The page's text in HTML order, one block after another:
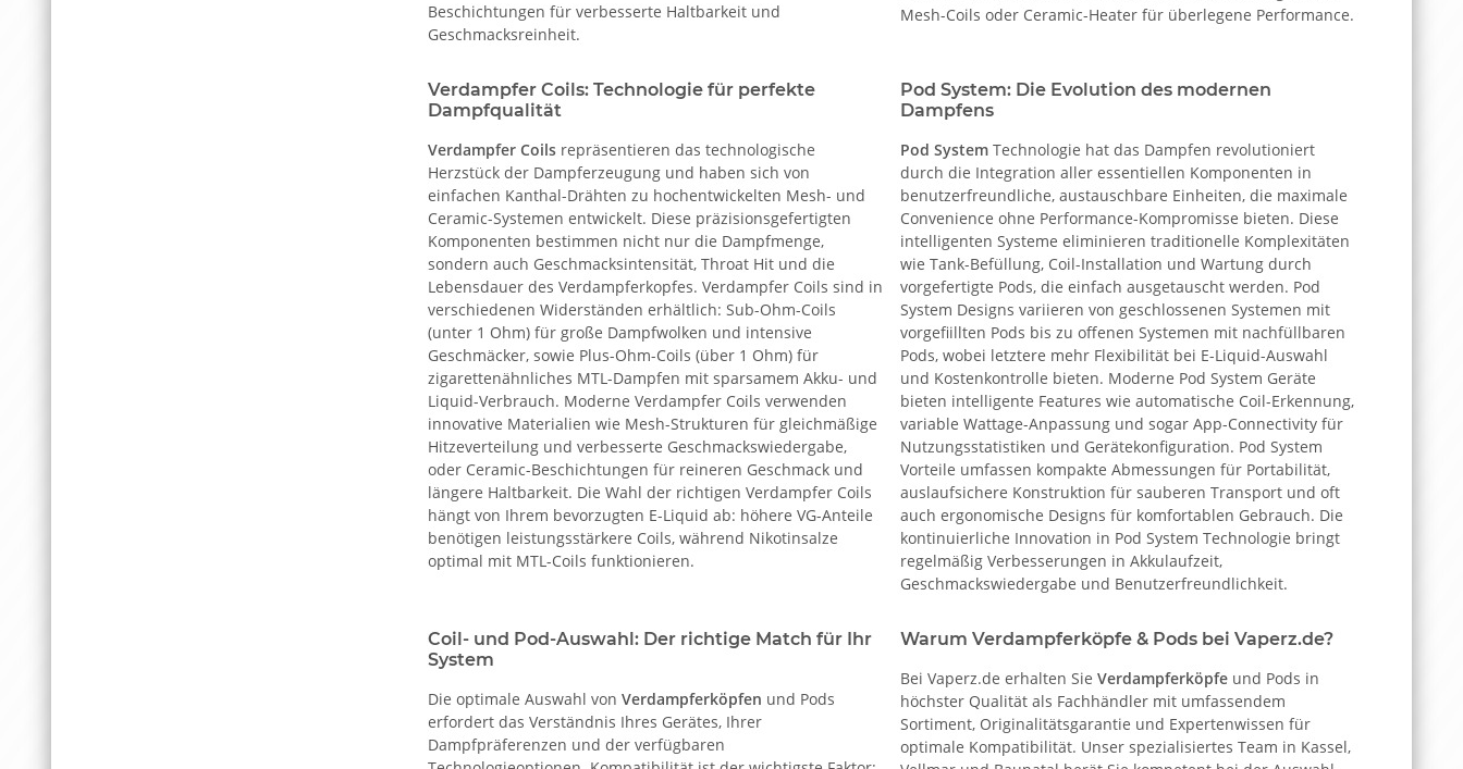
Beschichtungen für verbesserte Haltbarkeit und
Geschmacksreinheit.
Mesh-Coils oder Ceramic-Heater für überlegene Performance.
Verdampfer Coils: Technologie für perfekte
Dampfqualität
Verdampfer Coilsrepräsentieren das technologische
Herzstück der Dampferzeugung und haben sich von
einfachen Kanthal-Drähten zu hochentwickelten Mesh- und
Ceramic-Systemen entwickelt. Diese präzisionsgefertigten
Komponenten bestimmen nicht nur die Dampfmenge,
sondern auch Geschmacksintensität, Throat Hit und die
Lebensdauer des Verdampferkopfes. Verdampfer Coils sind in
verschiedenen Widerständen erhältlich: Sub-Ohm-Coils
(unter 1 Ohm) für große Dampfwolken und intensive
Geschmäcker, sowie Plus-Ohm-Coils (über 1 Ohm) für
zigarettenähnliches MTL-Dampfen mit sparsamem Akku- und
Liquid-Verbrauch. Moderne Verdampfer Coils verwenden
innovative Materialien wie Mesh-Strukturen für gleichmäßige
Hitzeverteilung und verbesserte Geschmackswiedergabe,
oder Ceramic-Beschichtungen für reineren Geschmack und
längere Haltbarkeit. Die Wahl der richtigen Verdampfer Coils
hängt von Ihrem bevorzugten E-Liquid ab: höhere VG-Anteile
benötigen leistungsstärkere Coils, während Nikotinsalze
optimal mit MTL-Coils funktionieren.
Pod System: Die Evolution des modernen
Dampfens
Pod System Technologie hat das Dampfen revolutioniert
durch die Integration aller essentiellen Komponenten in
benutzerfreundliche, austauschbare Einheiten, die maximale
Convenience ohne Performance-Kompromisse bieten. Diese
intelligenten Systeme eliminieren traditionelle Komplexitäten
wie Tank-Befüllung, Coil-Installation und Wartung durch
vorgefertigte Pods, die einfach ausgetauscht werden. Pod
System Designs variieren von geschlossenen Systemen mit
vorgefiillten Pods bis zu offenen Systemen mit nachfüllbaren
Pods, wobei letztere mehr Flexibilität bei E-Liquid-Auswahl
und Kostenkontrolle bieten. Moderne Pod System Geräte
bieten intelligente Features wie automatische Coil-Erkennung,
variable Wattage-Anpassung und sogar App-Connectivity für
Nutzungsstatistiken und Gerätekonfiguration. Pod System
Vorteile umfassen kompakte Abmessungen für Portabilität,
auslaufsichere Konstruktion für sauberen Transport und oft
auch ergonomische Designs für komfortablen Gebrauch. Die
kontinuierliche Innovation in Pod System Technologie bringt
regelmäßig Verbesserungen in Akkulaufzeit,
Geschmackswiedergabe und Benutzerfreundlichkeit.
Coil- und Pod-Auswahl: Der richtige Match für Ihr
System
Die optimale Auswahl von Verdampferköpfen und Pods
erfordert das Verständnis Ihres Gerätes, Ihrer
Dampfpräferenzen und der verfügbaren
Warum Verdampferköpfe & Pods bei Vaperz.de?
Bei Vaperz.de erhalten SieVerdampferköpfe und Pods in
höchster Qualität als Fachhändler mit umfassendem
Sortiment, Originalitätsgarantie und Expertenwissen für
optimale Kompatibilität. Unser spezialisiertes Team in Kassel,